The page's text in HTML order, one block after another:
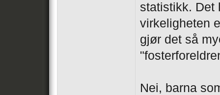
statistikk. Det
virkeligheten
gjør det så
Nei, barna